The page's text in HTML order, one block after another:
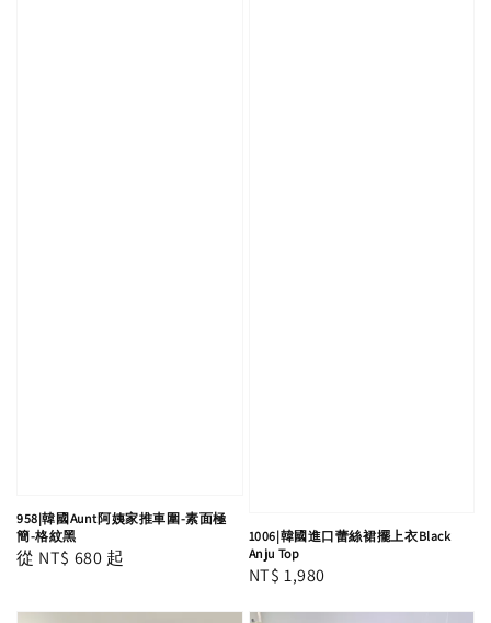
958|韓國Aunt阿姨家推車圍-素面極
簡-格紋黑
Regular
從 NT$ 680 起
1006|韓國進口蕾絲裙擺上衣Black
Anju Top
Regular
NT$ 1,980